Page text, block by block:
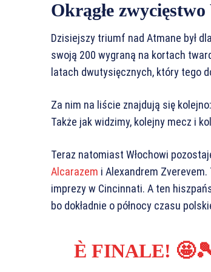
Okrągłe
Dzisiejszy triumf nad Atmane był
swoją 200 wygraną na kortach
latach dwutysięcznych, który tego
Za nim na liście znajdują się
Także jak widzimy, kolejny mecz i
Teraz natomiast Włochowi
Alcarazem i Alexandrem Zverevem.
imprezy w Cincinnati. A ten
bo dokładnie o północy czasu
È FINALE!